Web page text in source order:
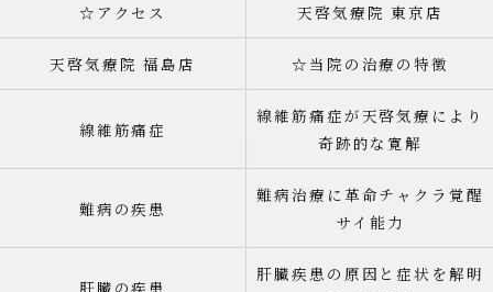
☆アクセス 天啓気療院 東京店
天啓気療院 福島店 ☆当院の治療の特徴
線維筋痛症
線維筋痛症が天啓気療により
奇跡的な寛解
難病の疾患
難病治療に革命チャクラ覚醒
サイ能力
肝臓の疾患
肝臓疾患の原因と症状を解明